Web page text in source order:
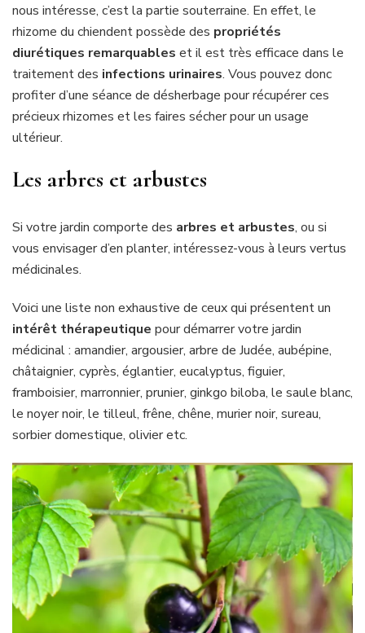
nous intéresse, c’est la partie souterraine. En effet, le
rhizome du chiendent possède des propriétés
diurétiques remarquables et il est très efficace dans le
traitement des infections urinaires. Vous pouvez donc
profiter d’une séance de désherbage pour récupérer ces
précieux rhizomes et les faires sécher pour un usage
ultérieur.
Les arbres et arbustes
Si votre jardin comporte des arbres et arbustes, ou si
vous envisager d’en planter, intéressez-vous à leurs vertus
médicinales.
Voici une liste non exhaustive de ceux qui présentent un
intérêt thérapeutique pour démarrer votre jardin
médicinal : amandier, argousier, arbre de Judée, aubépine,
châtaignier, cyprès, églantier, eucalyptus, figuier,
framboisier, marronnier, prunier, ginkgo biloba, le saule blanc,
le noyer noir, le tilleul, frêne, chêne, murier noir, sureau,
sorbier domestique, olivier etc.